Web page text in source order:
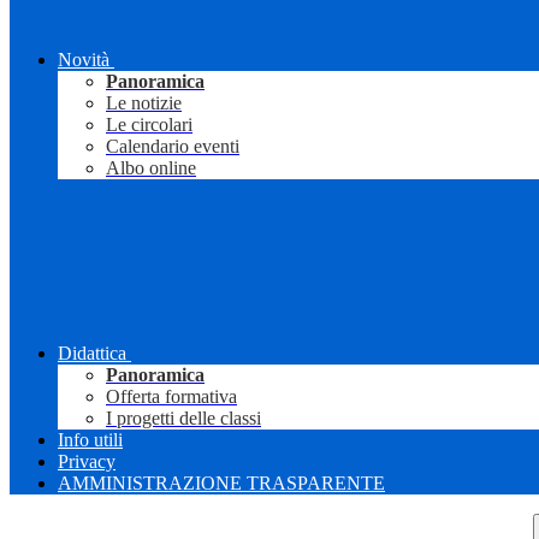
Novità
Panoramica
Le notizie
Le circolari
Calendario eventi
Albo online
Didattica
Panoramica
Offerta formativa
I progetti delle classi
Info utili
Privacy
AMMINISTRAZIONE TRASPARENTE